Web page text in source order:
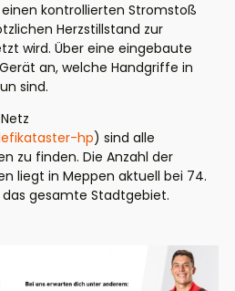
einen kontrollierten Stromstoß
Herzstillstand zur
wird. Über eine eingebaute
an, welche Handgriffe in
sind.
hp) sind alle
zu finden. Die Anzahl der
liegt in Meppen aktuell bei 74.
gesamte Stadtgebiet.